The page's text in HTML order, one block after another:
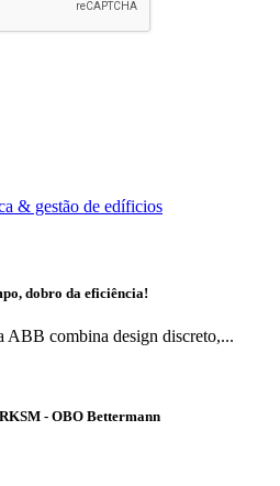
& gestão de edíficios
dobro da eficiência!
combina design discreto,...
- OBO Bettermann